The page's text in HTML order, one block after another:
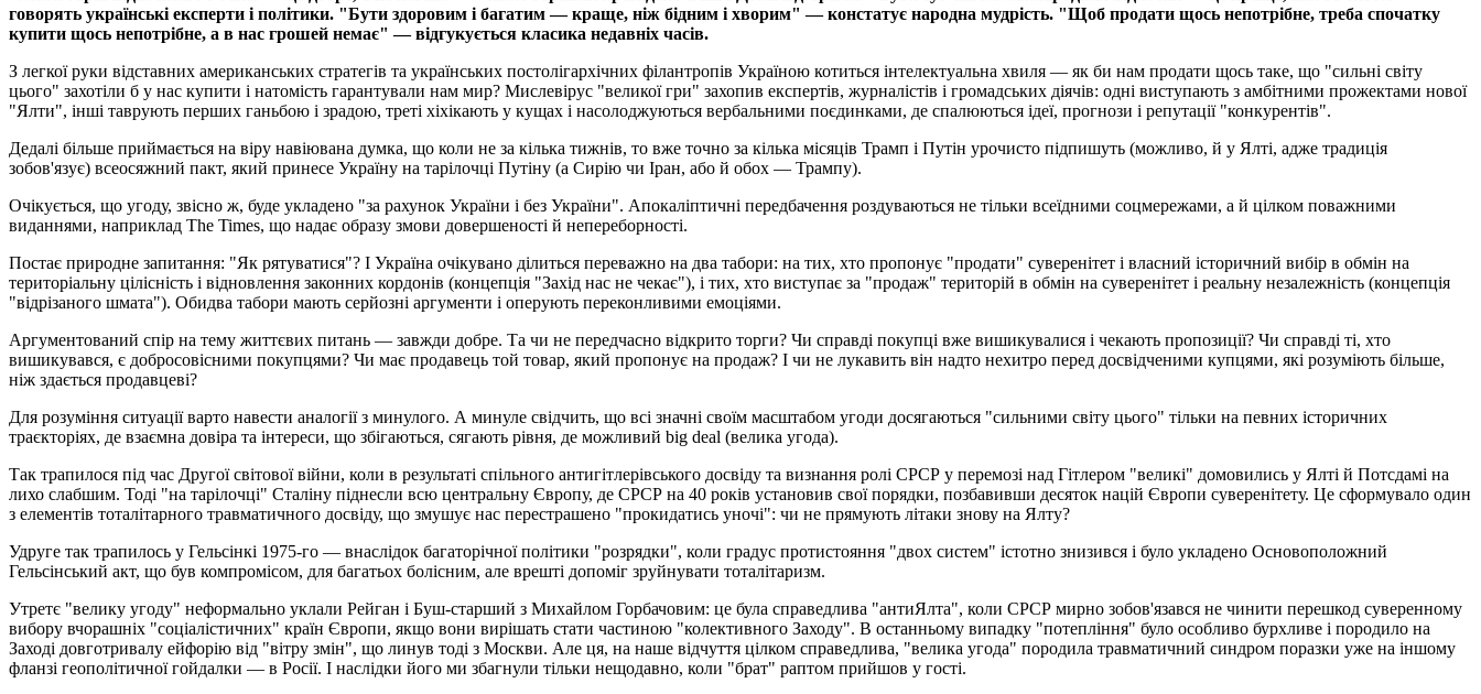
говорять українські експерти і політики. "Бути здоровим і багатим — краще, ніж бідним і хворим" — констатує народна мудрість. "Щоб продати щось непотрібне, треба спочатку
купити щось непотрібне, а в нас грошей немає" — відгукується класика недавніх часів.
З легкої руки відставних американських стратегів та українських постолігархічних філантропів Україною котиться інтелектуальна хвиля — як би нам продати щось таке, що "сильні світу
цього" захотіли б у нас купити і натомість гарантували нам мир? Мислевірус "великої гри" захопив експертів, журналістів і громадських діячів: одні виступають з амбітними прожектами нової
"Ялти", інші таврують перших ганьбою і зрадою, треті хіхікають у кущах і насолоджуються вербальними поєдинками, де спалюються ідеї, прогнози і репутації "конкурентів".
Дедалі більше приймається на віру навіювана думка, що коли не за кілька тижнів, то вже точно за кілька місяців Трамп і Путін урочисто підпишуть (можливо, й у Ялті, адже традиція
зобов'язує) всеосяжний пакт, який принесе Україну на тарілочці Путіну (а Сирію чи Іран, або й обох — Трампу).
Очікується, що угоду, звісно ж, буде укладено "за рахунок України і без України". Апокаліптичні передбачення роздуваються не тільки всеїдними соцмережами, а й цілком поважними
виданнями, наприклад The Times, що надає образу змови довершеності й непереборності.
Постає природне запитання: "Як рятуватися"? І Україна очікувано ділиться переважно на два табори: на тих, хто пропонує "продати" суверенітет і власний історичний вибір в обмін на
територіальну цілісність і відновлення законних кордонів (концепція "Захід нас не чекає"), і тих, хто виступає за "продаж" територій в обмін на суверенітет і реальну незалежність (концепція
"відрізаного шмата"). Обидва табори мають серйозні аргументи і оперують переконливими емоціями.
Аргументований спір на тему життєвих питань — завжди добре. Та чи не передчасно відкрито торги? Чи справді покупці вже вишикувалися і чекають пропозиції? Чи справді ті, хто
вишикувався, є добросовісними покупцями? Чи має продавець той товар, який пропонує на продаж? І чи не лукавить він надто нехитро перед досвідченими купцями, які розуміють більше,
ніж здається продавцеві?
Для розуміння ситуації варто навести аналогії з минулого. А минуле свідчить, що всі значні своїм масштабом угоди досягаються "сильними світу цього" тільки на певних історичних
траєкторіях, де взаємна довіра та інтереси, що збігаються, сягають рівня, де можливий big deal (велика угода).
Так трапилося під час Другої світової війни, коли в результаті спільного антигітлерівського досвіду та визнання ролі СРСР у перемозі над Гітлером "великі" домовились у Ялті й Потсдамі на
лихо слабшим. Тоді "на тарілочці" Сталіну піднесли всю центральну Європу, де СРСР на 40 років установив свої порядки, позбавивши десяток націй Європи суверенітету. Це сформувало один
з елементів тоталітарного травматичного досвіду, що змушує нас перестрашено "прокидатись уночі": чи не прямують літаки знову на Ялту?
Удруге так трапилось у Гельсінкі 1975-го — внаслідок багаторічної політики "розрядки", коли градус протистояння "двох систем" істотно знизився і було укладено Основоположний
Гельсінський акт, що був компромісом, для багатьох болісним, але врешті допоміг зруйнувати тоталітаризм.
Утретє "велику угоду" неформально уклали Рейган і Буш-старший з Михайлом Горбачовим: це була справедлива "антиЯлта", коли СРСР мирно зобов'язався не чинити перешкод суверенному
вибору вчорашніх "соціалістичних" країн Європи, якщо вони вирішать стати частиною "колективного Заходу". В останньому випадку "потепління" було особливо бурхливе і породило на
Заході довготривалу ейфорію від "вітру змін", що линув тоді з Москви. Але ця, на наше відчуття цілком справедлива, "велика угода" породила травматичний синдром поразки уже на іншому
фланзі геополітичної гойдалки — в Росії. І наслідки його ми збагнули тільки нещодавно, коли "брат" раптом прийшов у гості.